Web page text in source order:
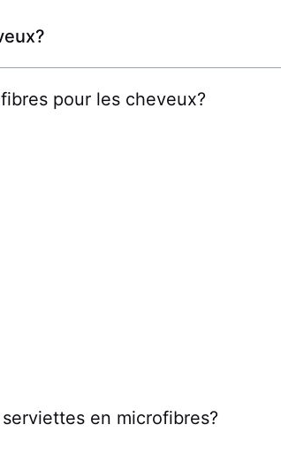
pour les cheveux?
en microfibres?